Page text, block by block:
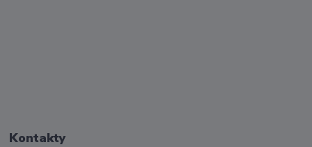
Kontakty